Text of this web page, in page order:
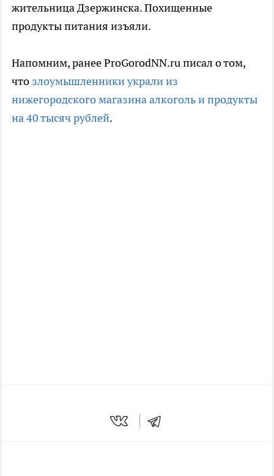
жительница Дзержинска. Похищенные
продукты питания изъяли.
Напомним, ранее ProGorodNN.ru писал о том,
что злоумышленники украли из
нижегородского магазина алкоголь и продукты
на 40 тысяч рублей.